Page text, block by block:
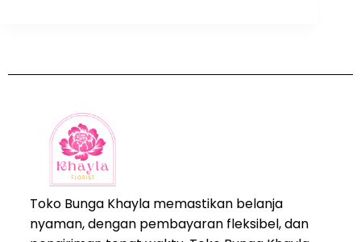
Toko Bunga Khayla memastikan belanja
nyaman, dengan pembayaran fleksibel, dan